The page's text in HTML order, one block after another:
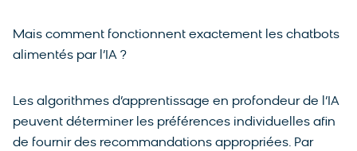
Mais comment fonctionnent exactement les chatbots
alimentés par l’IA ?
Les algorithmes d’apprentissage en profondeur de l’IA
peuvent déterminer les préférences individuelles afin
de fournir des recommandations appropriées. Par